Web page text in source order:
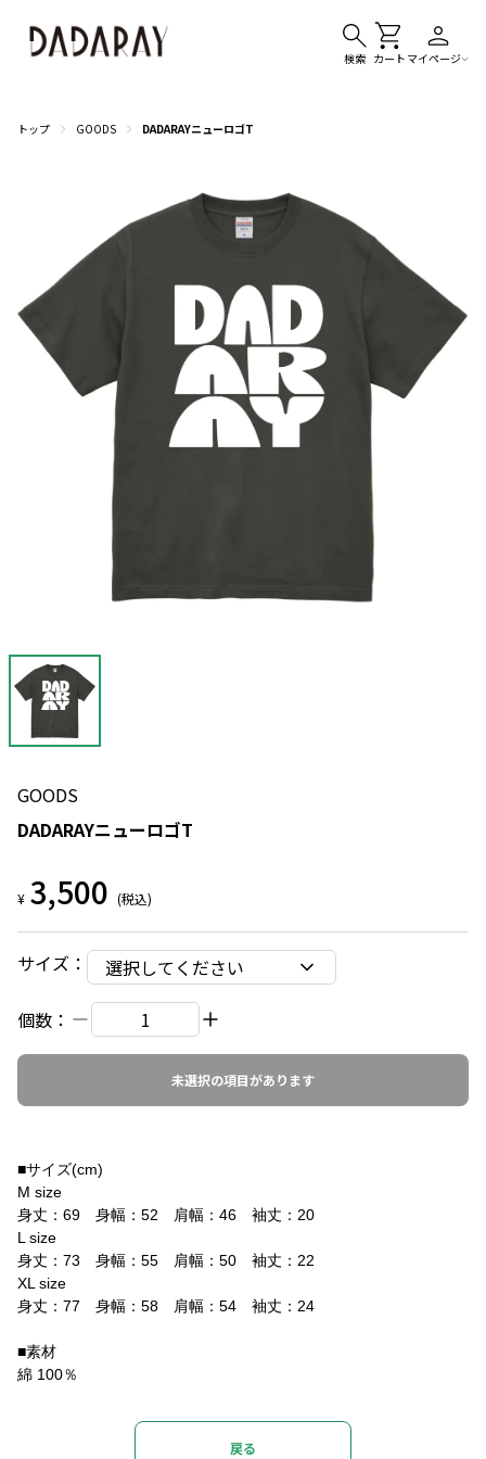
検索 カート マイページ
トップ GOODS DADARAYニューロゴT
GOODS
DADARAYニューロゴT
¥ 3,500 (税込)
サイズ ：
選択してください
個数：
未選択の項目があります
■サイズ(cm)
M size
身丈：69 身幅：52 肩幅：46 袖丈：20
L size
身丈：73 身幅：55 肩幅：50 袖丈：22
XL size
身丈：77 身幅：58 肩幅：54 袖丈：24
■素材
綿 100％
戻る